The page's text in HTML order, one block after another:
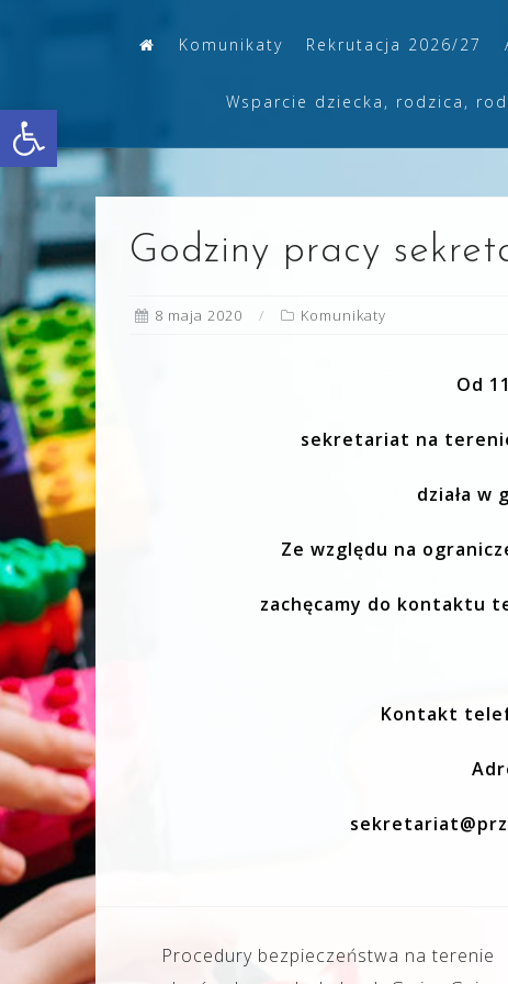
Otwórz pasek narzędzi
Komunikaty Rekrutacja 2026/27
Wsparcie dziecka, rodzica,
Godziny pracy
8 maja 2020 Komunikaty
Od
sekretariat na
działa w
Ze względu na
zachęcamy do kontaktu
Kontakt
Nawigacja
Procedury bezpieczeństwa na terenie